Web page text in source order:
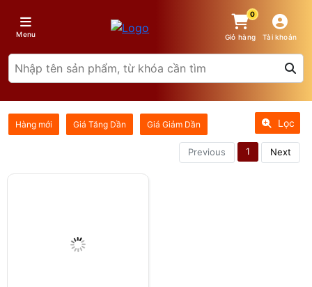
Menu
0
Giỏ hàng Tài khoản
Hàng mới Giá Tăng Dần Giá Giảm Dần Lọc
Previous 1 Next